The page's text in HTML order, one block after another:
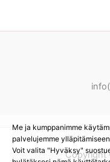
Copyright
Me ja kumppanimme
palvelujemme
Voit valita "Hyväksy"